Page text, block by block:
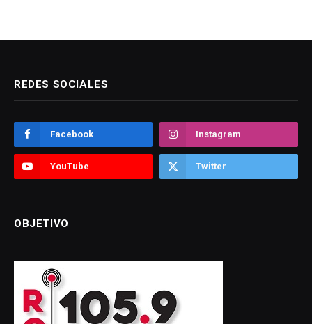
REDES SOCIALES
Facebook Instagram
YouTube Twitter
OBJETIVO